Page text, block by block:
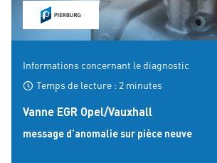
Informations concernant le diagnostic
Temps de lecture : 2 minutes
Vanne EGR Opel/Vauxhall
message d’anomalie sur pièce neuve